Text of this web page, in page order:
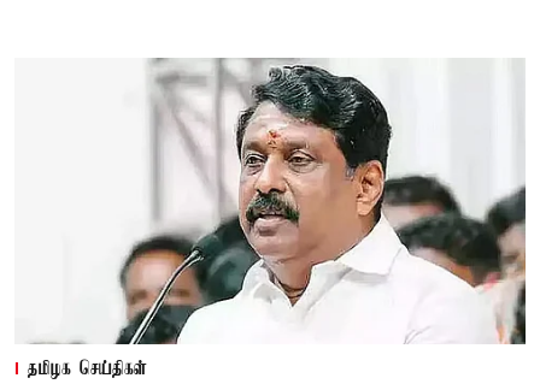
தமிழக செய்திகள்